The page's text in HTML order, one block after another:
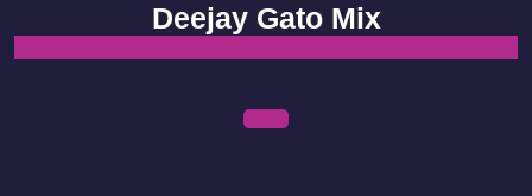
content
Deejay Gato Mix